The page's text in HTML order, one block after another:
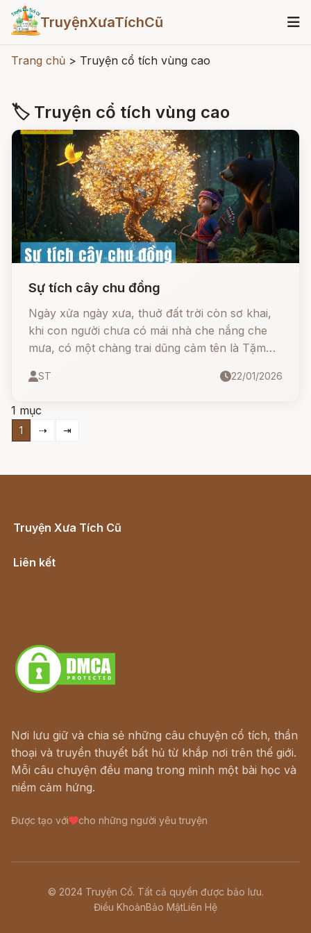
TruyệnXưaTíchCũ
Trang chủ > Truyện cổ tích vùng cao
🏷 Truyện cổ tích vùng cao
Sự tích cây chu đồng
Ngày xửa ngày xưa, thuở đất trời còn sơ khai,
khi con người chưa có mái nhà che nắng che
mưa, có một chàng trai dũng cảm tên là Tặm
ST 22/01/2026
1 mục
1 ⇢ ⇥
Truyện Xưa Tích Cũ
Liên kết
Nơi lưu giữ và chia sẻ những câu chuyện cổ tích, thần
thoại và truyền thuyết bất hủ từ khắp nơi trên thế giới.
Mỗi câu chuyện đều mang trong mình một bài học và
niềm cảm hứng.
Được tạo với cho những người yêu truyện
© 2024 Truyện Cổ. Tất cả quyền được bảo lưu.
Điều KhoảnBảo MậtLiên Hệ